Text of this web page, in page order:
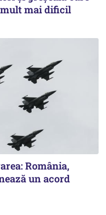
mai dificil
România,
un acord